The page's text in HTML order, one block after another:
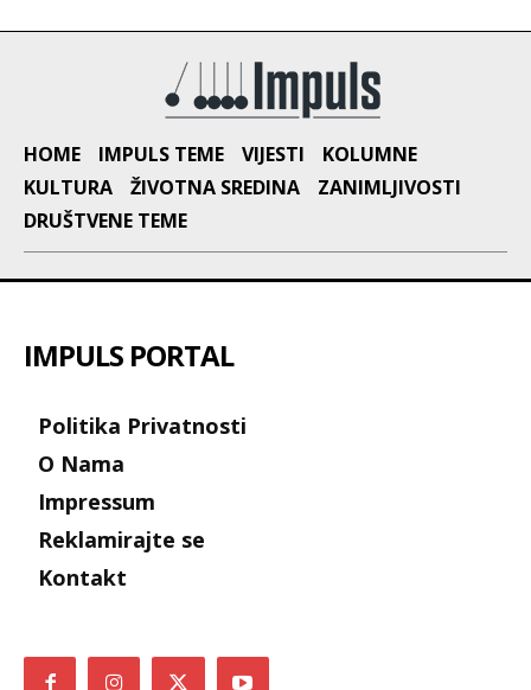
HOME IMPULS TEME VIJESTI
KOLUMNE
KULTURA
ŽIVOTNA SREDINA
ZANIMLJIVOSTI
DRUŠTVENE TEME
IMPULS PORTAL
Politika Privatnosti
O Nama
Impressum
Reklamirajte se
Kontakt